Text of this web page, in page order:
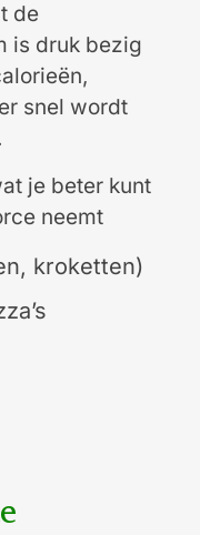
de
is druk bezig
snel wordt
je beter kunt
neemt
kroketten)